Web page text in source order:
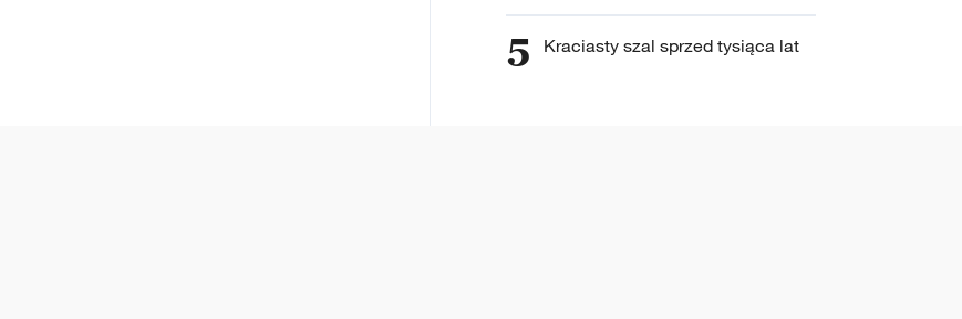
5 Kraciasty szal sprzed tysiąca lat